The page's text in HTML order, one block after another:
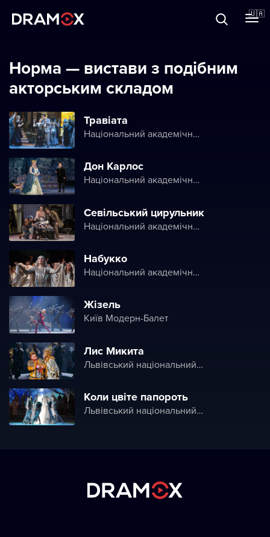
🇺🇦
Зареєструватися
Норма — вистави з подібним
акторським складом
Травіата
Національний академічний театр опери та балету України ім. Т. Г. Шевченка
Дон Карлос
Національний академічний театр опери та балету України ім. Т. Г. Шевченка
Севільський цирульник
Національний академічний театр опери та балету України ім. Т. Г. Шевченка
Набукко
Національний академічний театр опери та балету України ім. Т. Г. Шевченка
Жізель
Київ Модерн-Балет
Лис Микита
Львівський національний академічний театр опери і балету ім. Соломії Крушельницької (Львівська національна опера)
Коли цвіте папороть
Львівський національний академічний театр опери і балету ім. Соломії Крушельницької (Львівська національна опера)